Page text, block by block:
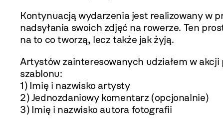
Kontynuacją wydarzenia jest realizowany w
nadsyłania swoich zdjęć na rowerze. Ten
na to co tworzą, lecz także jak żyją.
Artystów zainteresowanych udziałem w akcji
szablonu:
1) Imię i nazwisko artysty
2) Jednozdaniowy komentarz (opcjonalnie)
3) Imię i nazwisko autora fotografii